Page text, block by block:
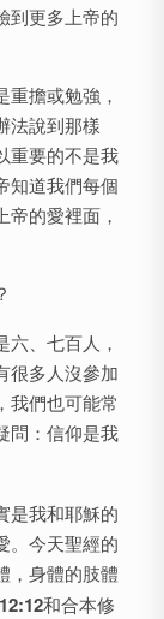
到更多上帝的
擔或勉強，
法說到那樣
重要的不是我
知道我們每個
的愛裡面，
、七百人，
很多人沒參加
我們也可能常
： 信仰是我
是我和耶穌的
。今天聖經的
，身體的肢體
12:12和合本修